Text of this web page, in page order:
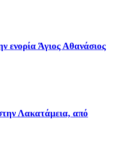
ενορία Άγιος Αθανάσιος
Λακατάμεια, από